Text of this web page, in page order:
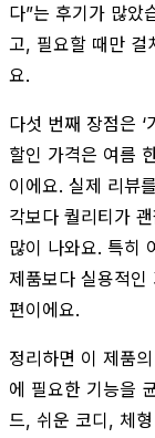
다”는 후기가 많았
고, 필요할 때만 걸
요.
다섯 번째 장점은 ‘
할인 가격은 여름
이에요. 실제 리뷰
각보다 퀄리티가
많이 나와요. 특히
제품보다 실용적인
편이에요.
정리하면 이 제품
에 필요한 기능을
드, 쉬운 코디, 체